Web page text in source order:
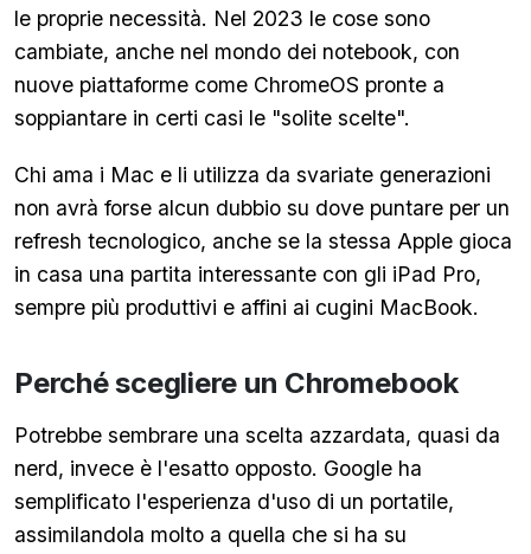
le proprie necessità. Nel 2023 le cose sono
cambiate, anche nel mondo dei notebook, con
nuove piattaforme come ChromeOS pronte a
soppiantare in certi casi le "solite scelte".
Chi ama i Mac e li utilizza da svariate generazioni
non avrà forse alcun dubbio su dove puntare per un
refresh tecnologico, anche se la stessa Apple gioca
in casa una partita interessante con gli iPad Pro,
sempre più produttivi e affini ai cugini MacBook.
Perché scegliere un Chromebook
Potrebbe sembrare una scelta azzardata, quasi da
nerd, invece è l'esatto opposto. Google ha
semplificato l'esperienza d'uso di un portatile,
assimilandola molto a quella che si ha su